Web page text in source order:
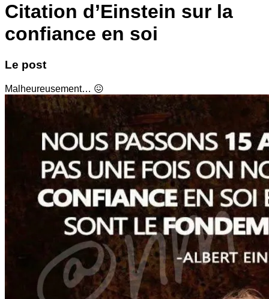
Citation d’Einstein sur la
confiance en soi
Le post
Malheureusement… 😖